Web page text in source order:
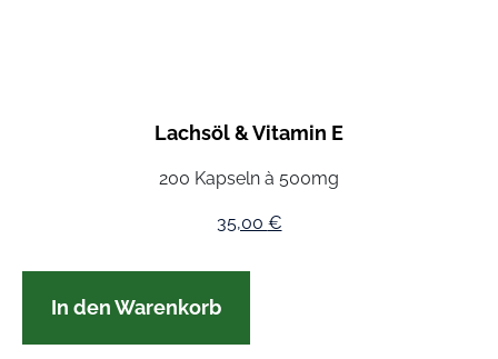
Lachsöl & Vitamin E
200 Kapseln à 500mg
35,00 €
In den Warenkorb